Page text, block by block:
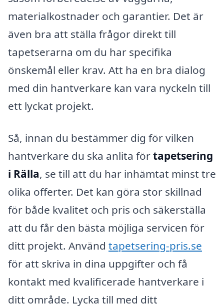
materialkostnader och garantier. Det är
även bra att ställa frågor direkt till
tapetserarna om du har specifika
önskemål eller krav. Att ha en bra dialog
med din hantverkare kan vara nyckeln till
ett lyckat projekt.
Så, innan du bestämmer dig för vilken
hantverkare du ska anlita förtapetsering
i Rälla, se till att du har inhämtat minst tre
olika offerter. Det kan göra stor skillnad
för både kvalitet och pris och säkerställa
att du får den bästa möjliga servicen för
ditt projekt. Använd tapetsering-pris.se
för att skriva in dina uppgifter och få
kontakt med kvalificerade hantverkare i
ditt område. Lycka till med ditt